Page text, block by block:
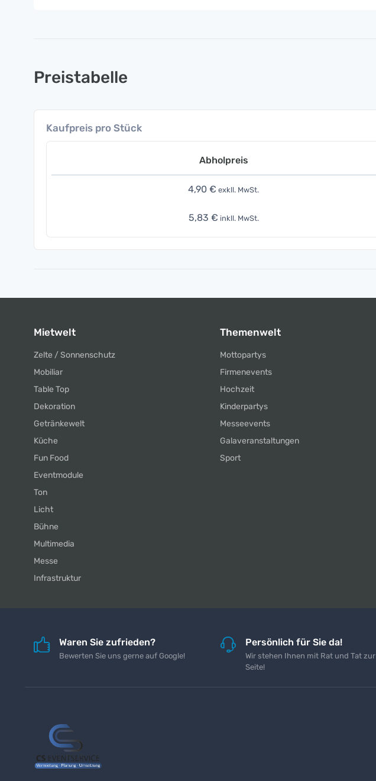
Preistabelle
Kaufpreis pro Stück
Abholpreis
4,90 € exkll. MwSt.
5,83 € inkll. MwSt.
Mietwelt
Zelte / Sonnenschutz
Mobiliar
Table Top
Dekoration
Getränkewelt
Küche
Fun Food
Eventmodule
Ton
Licht
Bühne
Multimedia
Messe
Infrastruktur
Themenwelt
Mottopartys
Firmenevents
Hochzeit
Kinderpartys
Messeevents
Galaveranstaltungen
Sport
Waren Sie zufrieden?
Bewerten Sie uns gerne auf Google!
Persönlich für Sie da!
Wir stehen Ihnen mit Rat und Tat zur
Seite!